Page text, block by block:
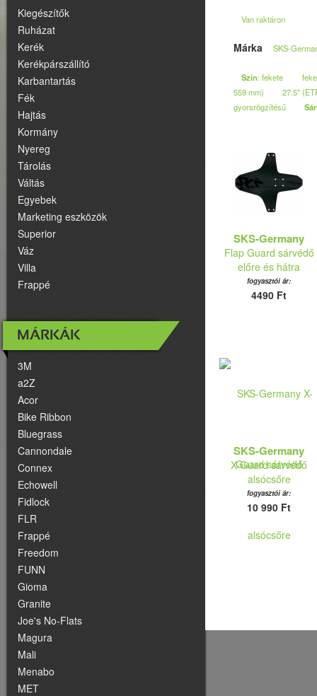
Kiegészítők
Ruházat
Kerék
Kerékpárszállító
Karbantartás
Fék
Hajtás
Kormány
Nyereg
Tárolás
Váltás
Egyebek
Marketing eszközök
Superior
Váz
Villa
Frappé
MÁRKÁK
3M
a2Z
Acor
Bike Ribbon
Bluegrass
Cannondale
Connex
Echowell
Fidlock
FLR
Frappé
Freedom
FUNN
Gioma
Granite
Joe's No-Flats
Magura
Mali
Menabo
MET
Van raktáron
Márka SKS-
Szín: fekete
559 mm)
27.5"
gyorsrögzítésű
SKS-Germany
Flap Guard sárvédő
előre és hátra
fogyasztói ár:
4490 Ft
SKS-Germany
X-Guard sárvédő
alsócsőre
fogyasztói ár:
10 990 Ft